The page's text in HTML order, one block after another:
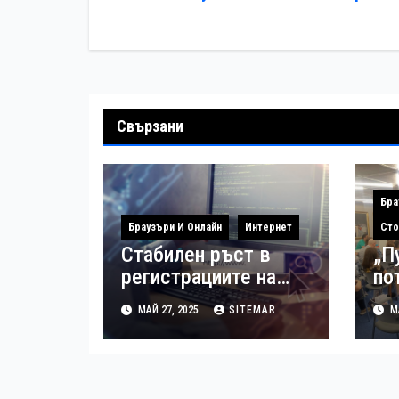
Свързани
Браузъри И Онлайн Интернет
Стабилен ръст в
регистрациите на
европейския домейн
.eu у нас
МАЙ 27, 2025 SITEMAR